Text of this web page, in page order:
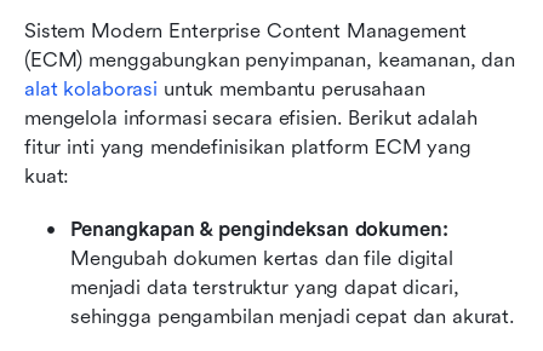
Sistem Modern Enterprise Content Management
alat kolaborasi untuk membantu perusahaan
mengelola informasi secara efisien. Berikut adalah
fitur inti yang mendefinisikan platform ECM yang
kuat:
Penangkapan & pengindeksan dokumen:
Mengubah dokumen kertas dan file digital
menjadi data terstruktur yang dapat dicari,
sehingga pengambilan menjadi cepat dan akurat.